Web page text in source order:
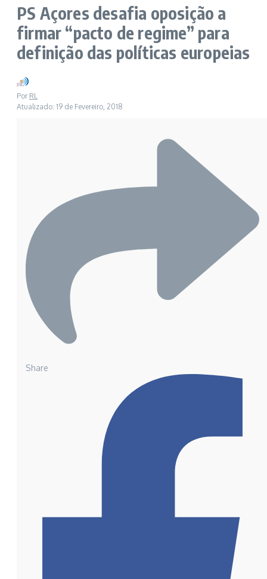
PS Açores desafia oposição a
firmar “pacto de regime” para
definição das políticas europeias
Por RL
Atualizado: 19 de Fevereiro, 2018
Share